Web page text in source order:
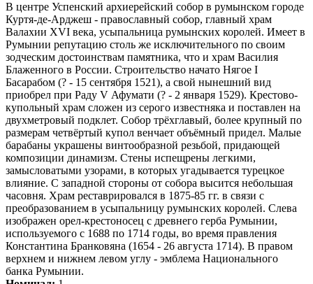
В центре Успенский архиерейский собор в румынском городе
Куртя-де-Арджеш - православный собор, главный храм
Валахии XVI века, усыпальница румынских королей. Имеет в
Румынии репутацию столь же исключительного по своим
зодческим достоинствам памятника, что и храм Василия
Блаженного в России. Строительство начато Нягое I
Басарабом (? - 15 сентября 1521), а свой нынешний вид
приобрел при Раду V Афумати (? - 2 января 1529). Крестово-
купольный храм сложен из серого известняка и поставлен на
двухметровый подклет. Собор трёхглавый, более крупный по
размерам четвёртый купол венчает объёмный придел. Малые
барабаны украшены винтообразной резьбой, придающей
композиции динамизм. Стены испещрены легкими,
замысловатыми узорами, в которых угадывается турецкое
влияние. С западной стороны от собора высится небольшая
часовня. Храм реставрировался в 1875-85 гг. в связи с
преобразованием в усыпальницу румынских королей. Слева
изображен орел-крестоносец с древнего герба Румынии,
используемого с 1688 по 1714 годы, во время правления
Константина Бранковяна (1654 - 26 августа 1714). В правом
верхнем и нижнем левом углу - эмблема Национального
банка Румынии.